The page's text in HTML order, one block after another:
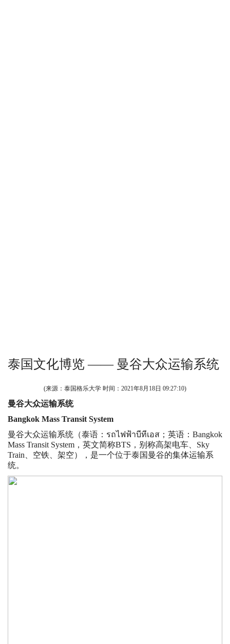
泰国文化博览 —— 曼谷大众运输系统
(来源：泰国格乐大学 时间： 2021年8月18日 09:27:10)
曼谷大众运输系统
Bangkok Mass Transit System
曼谷大众运输系统（泰语：รถไฟฟ้าบีทีเอส；英语：Bangkok
Mass Transit System，英文简称BTS，别称高架电车、Sky
Train、空铁、架空），是一个位于泰国曼谷的集体运输系
统。